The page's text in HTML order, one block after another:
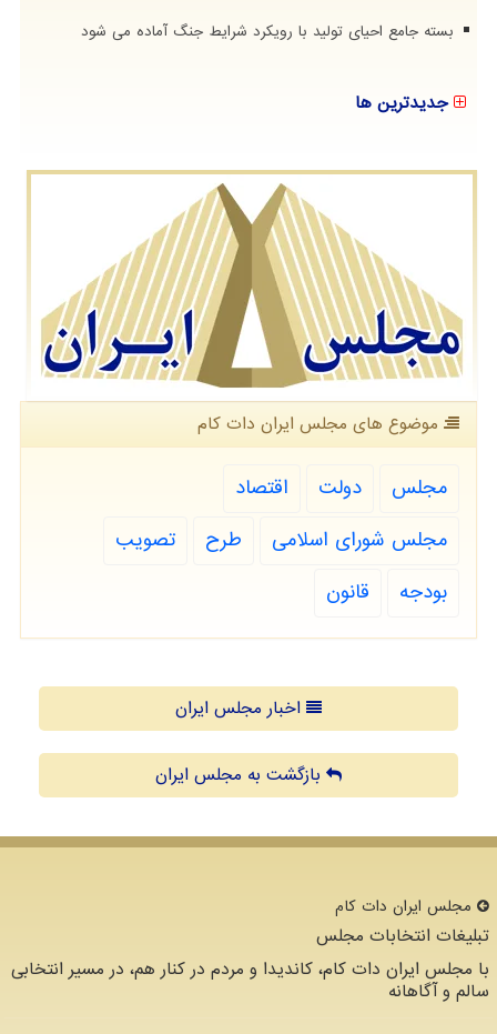
بسته جامع احیای تولید با رویکرد شرایط جنگ آماده می شود
جدیدترین ها
موضوع های مجلس ایران دات كام
مجلس دولت
اقتصاد
مجلس شورای اسلامی
طرح
تصویب
بودجه
قانون
اخبار مجلس ایران
بازگشت به مجلس ایران
مجلس ایران دات كام
تبلیغات انتخابات مجلس
با مجلس ایران دات کام، کاندیدا و مردم در کنار هم، در مسیر انتخابی
سالم و آگاهانه